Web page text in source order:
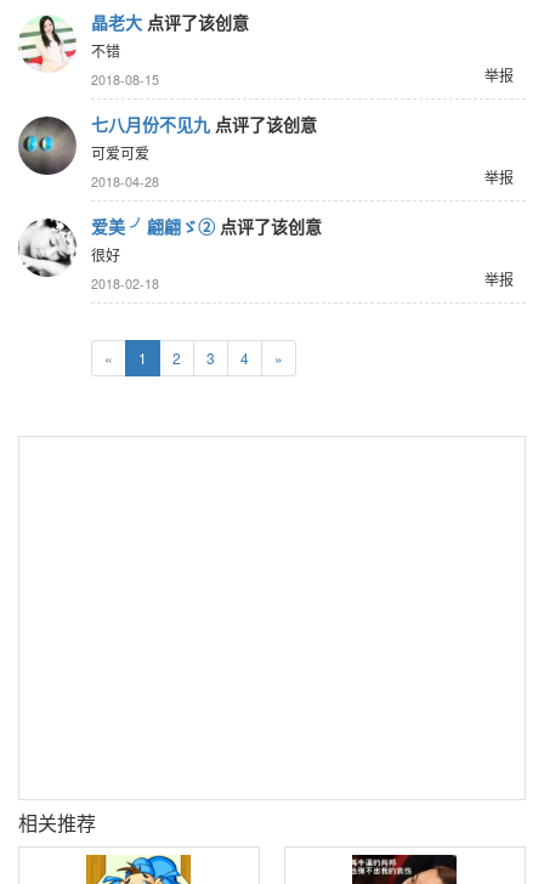
晶老大 点评了该创意
不错
举报
2018-08-15
七八月份不见九点评了该创意
可爱可爱
举报
2018-04-28
爱美 ╯翩翩ゞ② 点评了该创意
很好
举报
2018-02-18
« 1 2 3 4 »
相关推荐